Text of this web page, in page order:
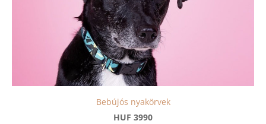
Bebújós nyakörvek
HUF 3990